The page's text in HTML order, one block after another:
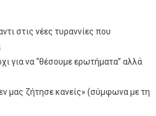
στις νέες τυραννίες που
για να “θέσουμε ερωτήματα” αλλά
μας ζήτησε κανείς» (σύμφωνα με τη